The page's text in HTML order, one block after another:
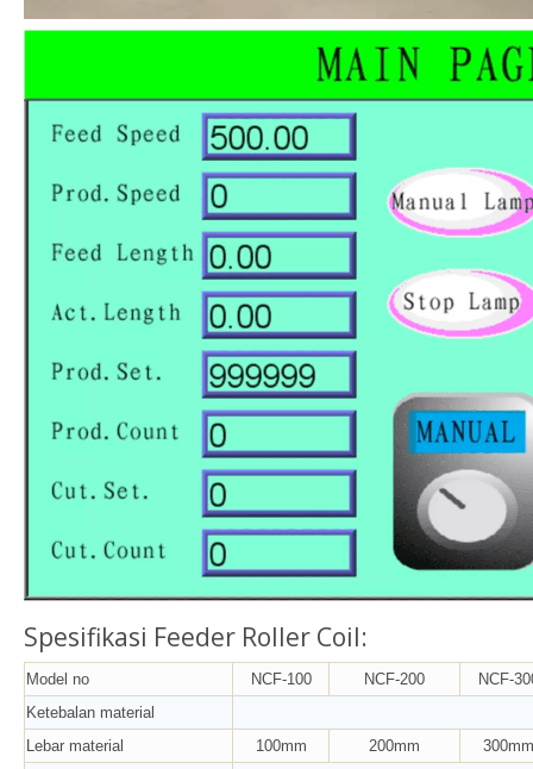
Spesifikasi Feeder Roller Coil:
Model no NCF-100 NCF-200
NCF-
Ketebalan material
Lebar material
100mm 200mm
300mm